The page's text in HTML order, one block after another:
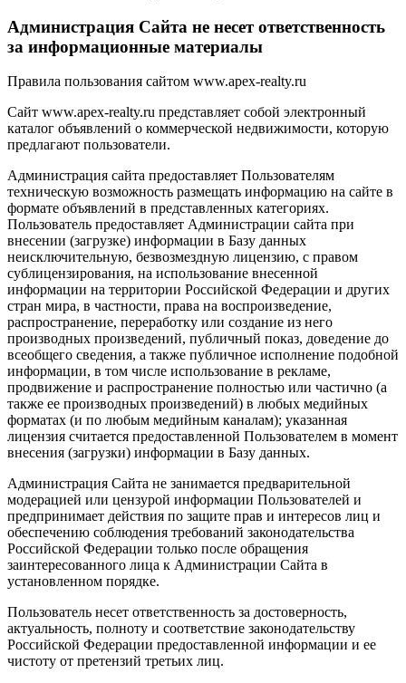
Администрация Сайта не несет ответственность
за информационные материалы
Правила пользования сайтом www.apex-realty.ru
Сайт www.apex-realty.ru представляет собой электронный
каталог объявлений о коммерческой недвижимости, которую
предлагают пользователи.
Администрация сайта предоставляет Пользователям
техническую возможность размещать информацию на сайте в
формате объявлений в представленных категориях.
Пользователь предоставляет Администрации сайта при
внесении (загрузке) информации в Базу данных
неисключительную, безвозмездную лицензию, с правом
сублицензирования, на использование внесенной
информации на территории Российской Федерации и других
стран мира, в частности, права на воспроизведение,
распространение, переработку или создание из него
производных произведений, публичный показ, доведение до
всеобщего сведения, а также публичное исполнение подобной
информации, в том числе использование в рекламе,
продвижение и распространение полностью или частично (а
также ее производных произведений) в любых медийных
форматах (и по любым медийным каналам); указанная
лицензия считается предоставленной Пользователем в момент
внесения (загрузки) информации в Базу данных.
Администрация Сайта не занимается предварительной
модерацией или цензурой информации Пользователей и
предпринимает действия по защите прав и интересов лиц и
обеспечению соблюдения требований законодательства
Российской Федерации только после обращения
заинтересованного лица к Администрации Сайта в
установленном порядке.
Пользователь несет ответственность за достоверность,
актуальность, полноту и соответствие законодательству
Российской Федерации предоставленной информации и ее
чистоту от претензий третьих лиц.